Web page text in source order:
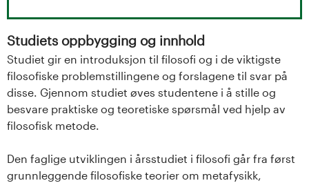
o
g
U
n
Studiets oppbygging og innhold
Studiet gir en introduksjon til filosofi og i de viktigste
filosofiske problemstillingene og forslagene til svar på
disse. Gjennom studiet øves studentene i å stille og
besvare praktiske og teoretiske spørsmål ved hjelp av
filosofisk metode.
Den faglige utviklingen i årsstudiet i filosofi går fra først
grunnleggende filosofiske teorier om metafysikk,